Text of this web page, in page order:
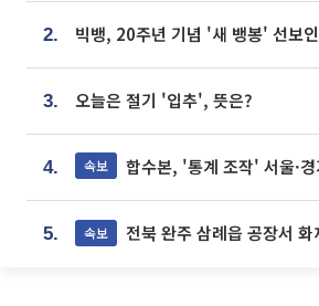
2.
3. 오늘은 절기 '입추', 뜻은?
4. 속보 합수본, '통계 조작' 서울·경기·충북 선관
5. 속보 전북 완주 삼례읍 공장서 화